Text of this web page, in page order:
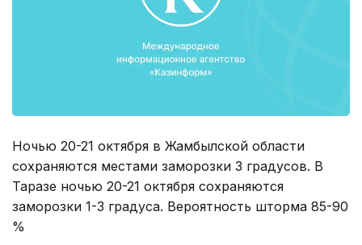
Ночью 20-21 октября в Жамбылской области
сохраняются местами заморозки 3 градусов. В
Таразе ночью 20-21 октября сохраняются
заморозки 1-3 градуса. Вероятность шторма 85-90
%